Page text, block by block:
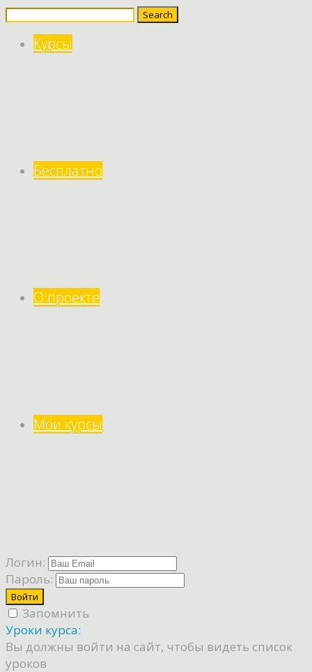
Search
Курсы
Бесплатно
О проекте
Мои курсы
Логин:
Пароль:
Запомнить
Уроки курса:
Вы должны войти на сайт, чтобы видеть список
уроков